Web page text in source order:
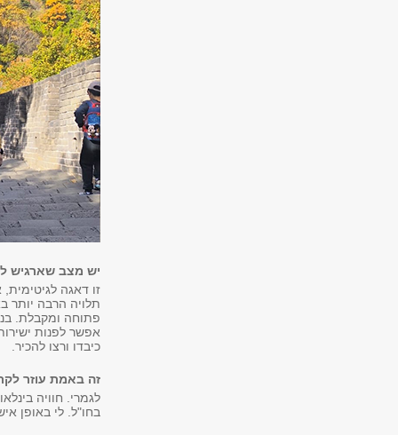
יש מצב שארגיש
זו דאגה
תלויה הרבה יותר
פתוחה ומקבלת.
אפשר לפנות
כיבדו ורצו להכיר.
זה באמת עוזר
לגמרי. חוויה
בחו"ל. לי באופן